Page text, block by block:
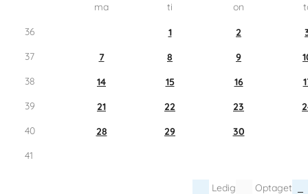
ma
ti on
36
1 2
37
7 8 9
38
14 15 16
39
21 22 23
40
28 29
30
41
Ledig Optaget